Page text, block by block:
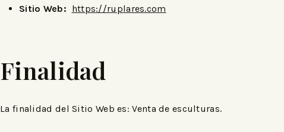
Sitio Web: https://ruplares.com
Finalidad
La finalidad del Sitio Web es: Venta de esculturas.